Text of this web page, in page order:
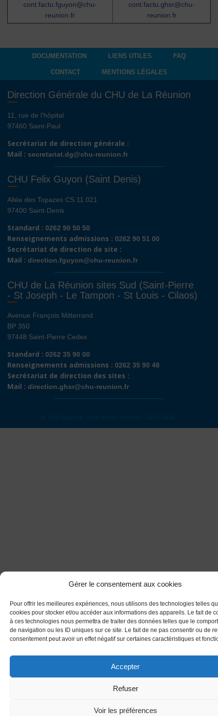
Gérer le consentement aux cookies
Pour offrir les meilleures expériences, nous utilisons des technologies telles
cookies pour stocker et/ou accéder aux informations des appareils. Le fait de
à ces technologies nous permettra de traiter des données telles que le
de navigation ou les ID uniques sur ce site. Le fait de ne pas consentir ou de
consentement peut avoir un effet négatif sur certaines caractéristiques et
Accepter
Refuser
Voir les préférences
cont.factu.fguyon@chu-
reunion.fr
cont.factu.ghsr@chu-
reunion.fr
DOCUMENTATION LIENS UTILES FAQ
CONTACT MENTIONS LÉGALES
Direction Générale du CHU de La Réunion
11, rue de l’hôpital
97460 Saint-Paul
Secrétariat de direction générale :
Mail : secretariat.dg@chu-reunion.fr
CHU Felix Guyon (Saint Denis)
Allée des Topazes CS 11 021
97400 Saint-Denis
Standard : 0262 90 50 50
Renseignements admissions : 0262 90 51 00
Secrétariat de direction de site :
Mail : direction.fguyon@chu-reunion.fr
CHU de La Réunion sites Sud (Saint-Pierre
- St Joseph - Le Tampon - St Louis - Cilaos)
Avenue François Mitterrand
BP 350
97448 Saint-Pierre Cedex
Standard : 0262 35 90 00
Renseignements admissions : 0262 35 90 48
Secrétariat de direction des sites :
Mail : direction.ghsr@chu-reunion.fr